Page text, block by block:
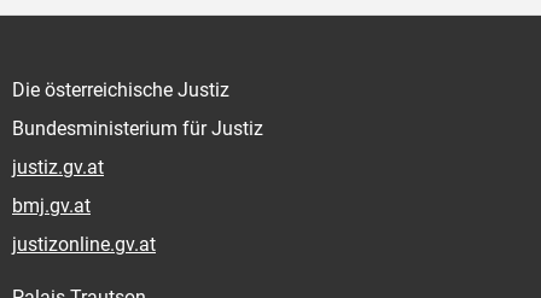
Die österreichische Justiz
Bundesministerium für Justiz
justiz.gv.at
bmj.gv.at
justizonline.gv.at